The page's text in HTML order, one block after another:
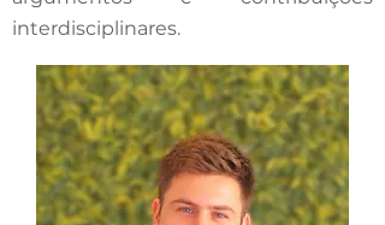
interdisciplinares.